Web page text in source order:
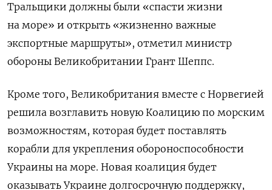
Тральщики должны были «спасти жизни
на море» и открыть «жизненно важные
экспортные маршруты», отметил министр
обороны Великобритании Грант Шеппс.
Кроме того, Великобритания вместе с Норвегией
решила возглавить новую Коалицию по морским
возможностям, которая будет поставлять
корабли для укрепления обороноспособности
Украины на море. Новая коалиция будет
оказывать Украине долгосрочную поддержку,